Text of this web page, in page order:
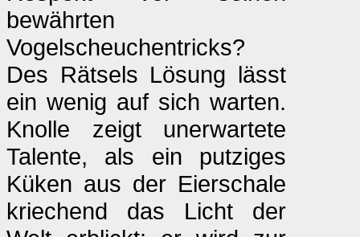
bewährten
Vogelscheuchentricks?
Des Rätsels Lösung lässt
ein wenig auf sich warten.
Knolle zeigt unerwartete
Talente, als ein putziges
Küken aus der Eierschale
kriechend das Licht der